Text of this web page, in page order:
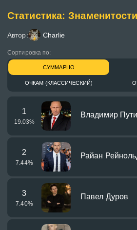
Статистика:
Автор: Charlie
Сортировка по:
СУММАРНО
ОЧКАМ (КЛАССИЧЕСКИЙ)
1
19.03%
Владимир
2
7.44%
Райан
3
7.40%
Павел Дуров